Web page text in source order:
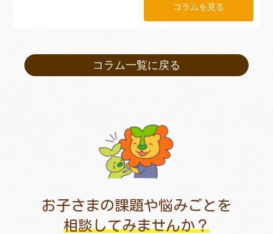
コラムを見る
コラム一覧に戻る
お子さまの課題や悩みごとを
相談してみませんか？